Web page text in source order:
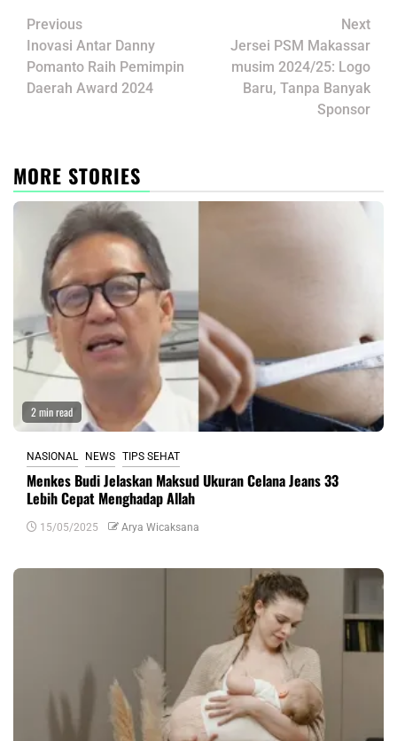
Post
navigation
Previous
Inovasi Antar Danny
Pomanto Raih Pemimpin
Daerah Award 2024
Next
Jersei PSM Makassar
musim 2024/25: Logo
Baru, Tanpa Banyak
Sponsor
MORE STORIES
2 min read
NASIONAL NEWS TIPS SEHAT
Menkes Budi Jelaskan Maksud Ukuran Celana Jeans 33
Lebih Cepat Menghadap Allah
15/05/2025 Arya Wicaksana